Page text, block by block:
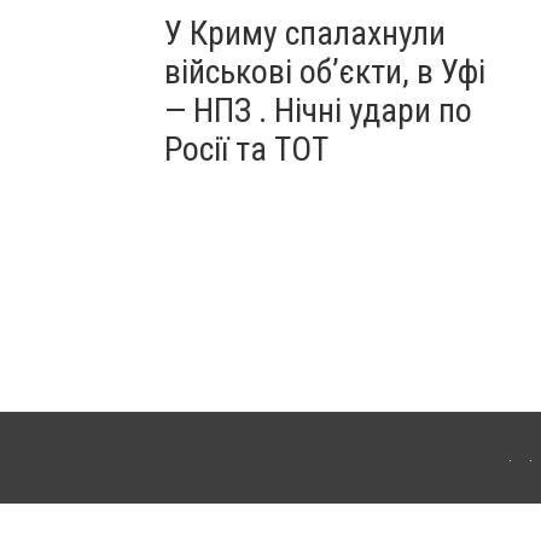
У Криму спалахнули
військові об’єкти, в Уфі
— НПЗ . Нічні удари по
Росії та ТОТ